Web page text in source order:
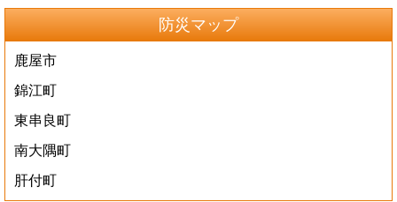
防災マップ
鹿屋市
錦江町
東串良町
南大隅町
肝付町